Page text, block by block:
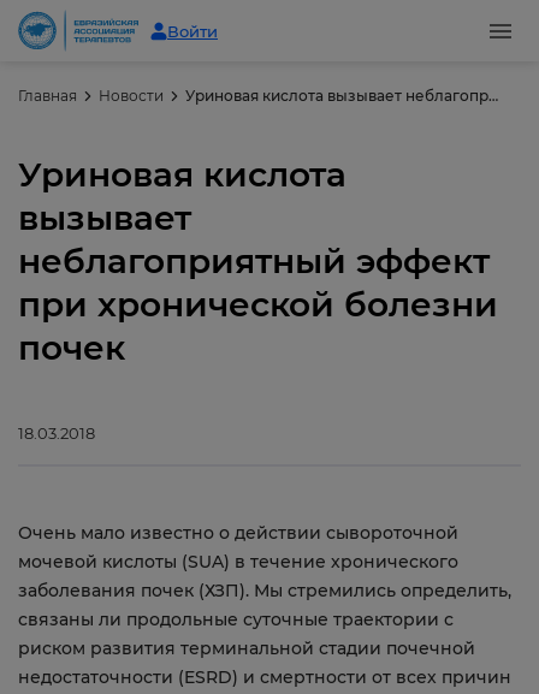
Войти
Главная Новости Уриновая кислота вызывает неблагоприятный эффект при хронической болезни почек
Уриновая кислота
вызывает
неблагоприятный эффект
при хронической болезни
почек
18.03.2018
Очень мало известно о действии сывороточной
мочевой кислоты (SUA) в течение хронического
заболевания почек (ХЗП). Мы стремились определить,
связаны ли продольные суточные траектории с
риском развития терминальной стадии почечной
недостаточности (ESRD) и смертности от всех причин